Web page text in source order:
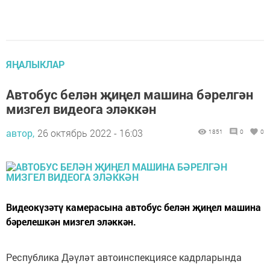
ЯҢАЛЫКЛАР
Автобус белән җиңел машина бәрелгән
мизгел видеога эләккән
автор, 26 октябрь 2022 - 16:03 1851 0 0
Видеокүзәтү камерасына автобус белән җиңел машина
бәрелешкән мизгел эләккән.
Республика Дәүләт автоинспекциясе кадрларында